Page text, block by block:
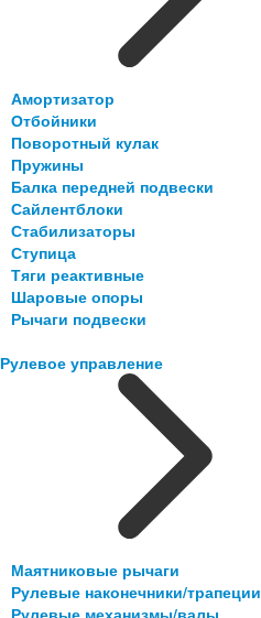
Амортизатор
Отбойники
Поворотный кулак
Пружины
Балка передней подвески
Сайлентблоки
Стабилизаторы
Ступица
Тяги реактивные
Шаровые опоры
Рычаги подвески
Рулевое управление
Маятниковые рычаги
Рулевые наконечники/трапеции